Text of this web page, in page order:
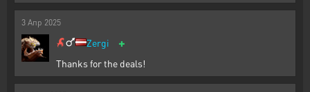
3 Апр 2025
Zergi +
Thanks for the deals!